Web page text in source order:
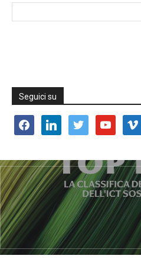
Seguici su
facebooklinkedin twitter youtube vimeo